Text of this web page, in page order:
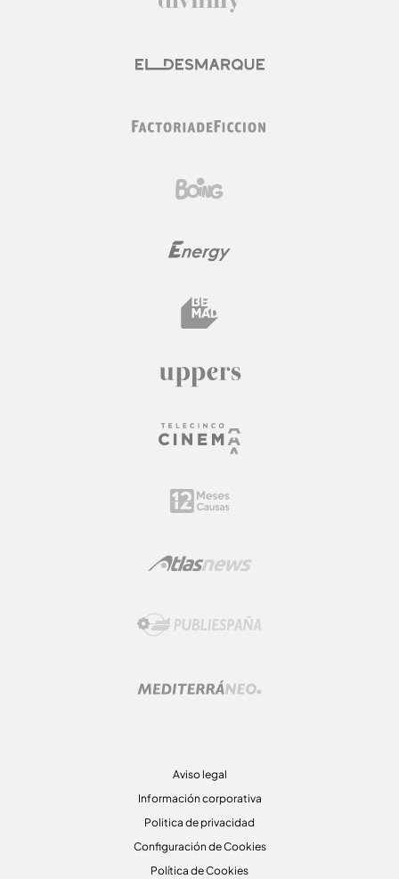
Aviso legal
Información corporativa
Politica de privacidad
Configuración de Cookies
Política de Cookies